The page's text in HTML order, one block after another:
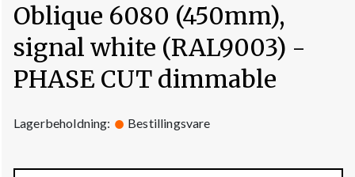
Oblique 6080 (450mm),
signal white (RAL9003) -
PHASE CUT dimmable
Lagerbeholdning: Bestillingsvare